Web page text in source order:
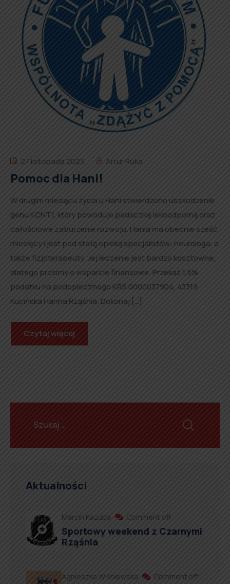
27 listopada 2023 Artur Ruka
Pomoc dla Hani!
W drugim miesiącu życia u Hani stwierdzono uszkodzenie
genu KCNT1, który powoduje padaczkę lekoodporną oraz
całościowe zaburzenie rozwoju. Hania ma obecnie sześć
miesięcy i jest pod stałą opieką specjalistów: neurologa, a
także fizjoterapeuty. Jej leczenie jest bardzo kosztowne,
dlatego prosimy o wsparcie finansowe. Przekaż 1,5%
podatku na podopiecznego KRS 0000037904, 43319
Kucińska Hanna Rząśnia. Dokonaj […]
Czytaj więcej
Aktualności
Marcin Kazuba Comment off
Sportowy weekend z Czarnymi
Rząśnia
Agnieszka Wiśniewska Comment off